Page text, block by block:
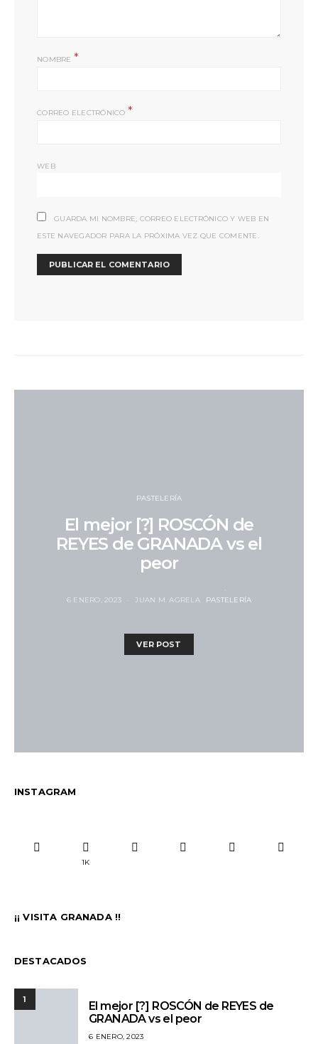
NOMBRE *
CORREO ELECTRÓNICO *
WEB
GUARDA MI NOMBRE, CORREO ELECTRÓNICO Y WEB EN
ESTE NAVEGADOR PARA LA PRÓXIMA VEZ QUE COMENTE.
PASTELERÍA
El mejor [?] ROSCÓN de
REYES de GRANADA vs el
peor
6 ENERO, 2023 JUAN M. AGRELA PASTELERÍA
VER POST
INSTAGRAM
1K
¡¡ VISITA GRANADA !!
DESTACADOS
1
El mejor [?] ROSCÓN de REYES de
GRANADA vs el peor
6 ENERO, 2023